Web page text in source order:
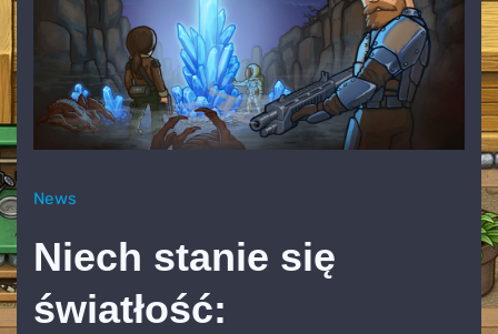
News
Niech stanie się
światłość: